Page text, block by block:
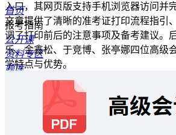
首页
报考指南
公开课
资料专区
题库
入口，其网页版支持手机浏览器访问并
文章提供了清晰的准考证打印流程指引
调了打印前后的注意事项及备考建议。
乐、金鑫松、于竞博、张亭娜四位高级
学特点与优势。